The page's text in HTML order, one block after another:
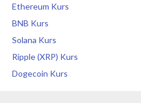
Ethereum Kurs
BNB Kurs
Solana Kurs
Ripple (XRP) Kurs
Dogecoin Kurs